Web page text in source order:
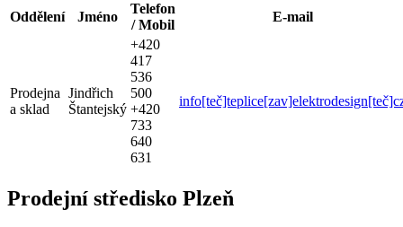
Oddělení
Jméno
Telefon
/ Mobil
E-mail
Prodejna
a sklad
Jindřich
Štantejský
+420
417
536
500
+420
733
640
631
Prodejní středisko Plzeň